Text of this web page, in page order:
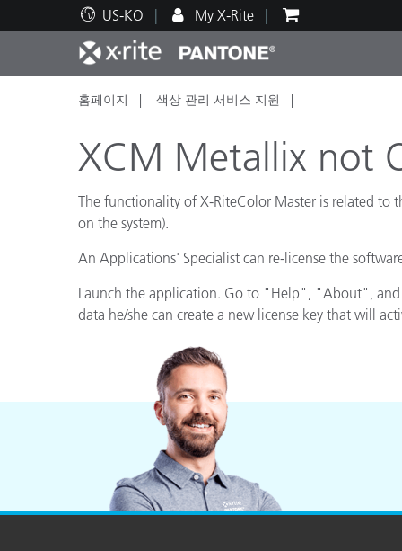
US-KO My X-Rite
주요 제품
인쇄 및 패키징
자동차
플라스틱
기술 지원
교육 리소스
홈페이지 색상 관리 서비스 지원
XCM Metallix not
The functionality of X-RiteColor Master is related to
on the system).
An Applications' Specialist can re-license the
Launch the application. Go to "Help", "About", and
data he/she can create a new license key that will